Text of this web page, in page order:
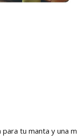
tu manta y una